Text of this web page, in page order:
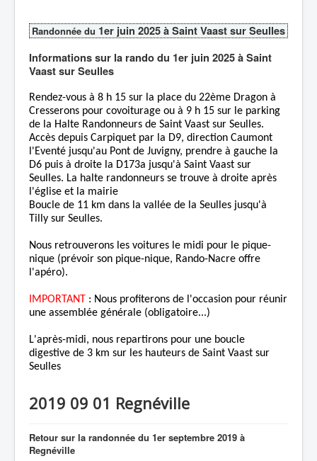
Randonnée du 1er juin 2025 à Saint Vaast sur Seulles
Informations sur la rando du 1er juin 2025 à Saint
Vaast sur Seulles
Rendez-vous à 8 h 15 sur la place du 22ème Dragon à
Cresserons pour covoiturage ou à 9 h 15 sur le parking
de la Halte Randonneurs de Saint Vaast sur Seulles.
Accès depuis Carpiquet par la D9, direction Caumont
l'Eventé jusqu'au Pont de Juvigny, prendre à gauche la
D6 puis à droite la D173a jusqu'à Saint Vaast sur
Seulles. La halte randonneurs se trouve à droite après
l'église et la mairie
Boucle de 11 km dans la vallée de la Seulles jusqu'à
Tilly sur Seulles.
Nous retrouverons les voitures le midi pour le pique-
nique (prévoir son pique-nique, Rando-Nacre offre
l'apéro).
IMPORTANT : Nous profiterons de l'occasion pour réunir
une assemblée générale (obligatoire...)
L'après-midi, nous repartirons pour une boucle
digestive de 3 km sur les hauteurs de Saint Vaast sur
Seulles
2019 09 01 Regnéville
Retour sur la randonnée du 1er septembre 2019 à
Regnéville